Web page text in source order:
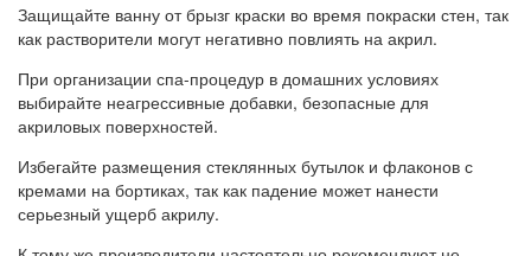
Защищайте ванну от брызг краски во время покраски стен, так
как растворители могут негативно повлиять на акрил.
При организации спа-процедур в домашних условиях
выбирайте неагрессивные добавки, безопасные для
акриловых поверхностей.
Избегайте размещения стеклянных бутылок и флаконов с
кремами на бортиках, так как падение может нанести
серьезный ущерб акрилу.